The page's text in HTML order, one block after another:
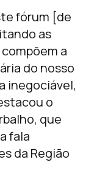
fórum [de
as
a
do nosso
inegociável,
o
que
fala
da Região